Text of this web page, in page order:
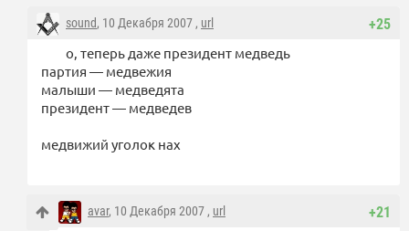
+25
sound, 10 Декабря 2007 , url
о, теперь даже президент медведь
партия — медвежия
малыши — медведята
президент — медведев
медвижий уголок нах
+21
avar, 10 Декабря 2007 , url